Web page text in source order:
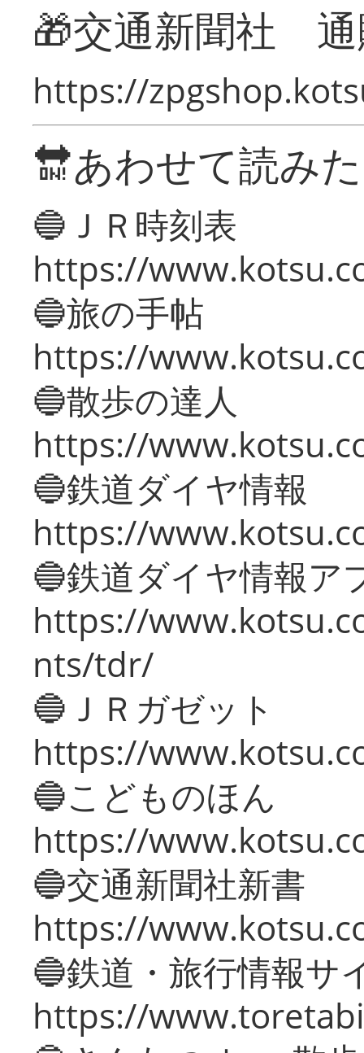
🎁交通新聞社
https://
🔛あわせて読み
🔵ＪＲ時刻表
https://
🔵旅の手帖
https://
🔵散歩の達人
https://
🔵鉄道ダイヤ情報
https://
🔵鉄道ダイヤ情報ア
https://
nts/tdr/
🔵ＪＲガゼット
https://
🔵こどものほん
https://
🔵交通新聞社新書
https://
🔵鉄道・旅行情報サ
https://